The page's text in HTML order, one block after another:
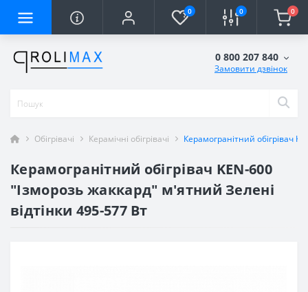
0 0 0
0 800 207 840
Замовити дзвінок
Обігрівачі Керамічні обігрівачі Керамогранітний обігрівач
Керамогранітний обігрівач KEN-600
"Ізморозь жаккард" м'ятний Зелені
відтінки 495-577 Вт